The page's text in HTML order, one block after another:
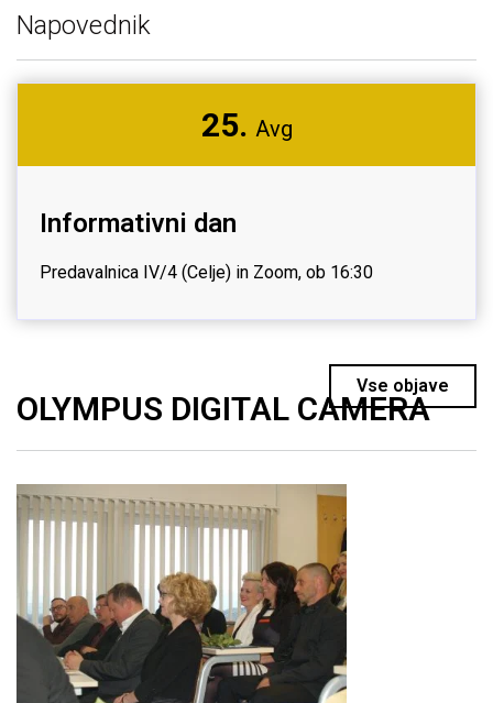
Napovednik
25. Avg
Informativni dan
Predavalnica IV/4 (Celje) in Zoom, ob 16:30
Vse objave
OLYMPUS DIGITAL CAMERA